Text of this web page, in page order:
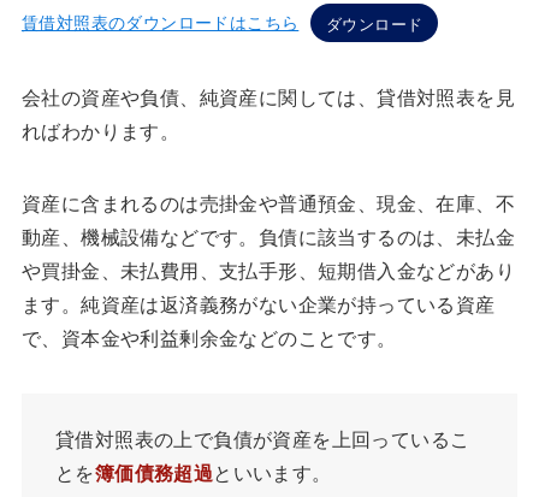
賃借対照表のダウンロードはこちら ダウンロード
会社の資産や負債、純資産に関しては、貸借対照表を見
ればわかります。
資産に含まれるのは売掛金や普通預金、現金、在庫、不
動産、機械設備などです。負債に該当するのは、未払金
や買掛金、未払費用、支払手形、短期借入金などがあり
ます。純資産は返済義務がない企業が持っている資産
で、資本金や利益剰余金などのことです。
貸借対照表の上で負債が資産を上回っているこ
とを簿価債務超過といいます。